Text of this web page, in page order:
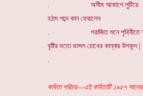
. অসীম আকাশে লুটিয়ে
হঠাৎ শব্দে কান ফেরালেন
. পরাজিত শুনে পৃথিবীতে
বৃষ্টির মতো ভাসল চোখের কান্নার উপকূল |
.
কবিতা পরিচয়—এই কবিতাটি ১৯৫৭